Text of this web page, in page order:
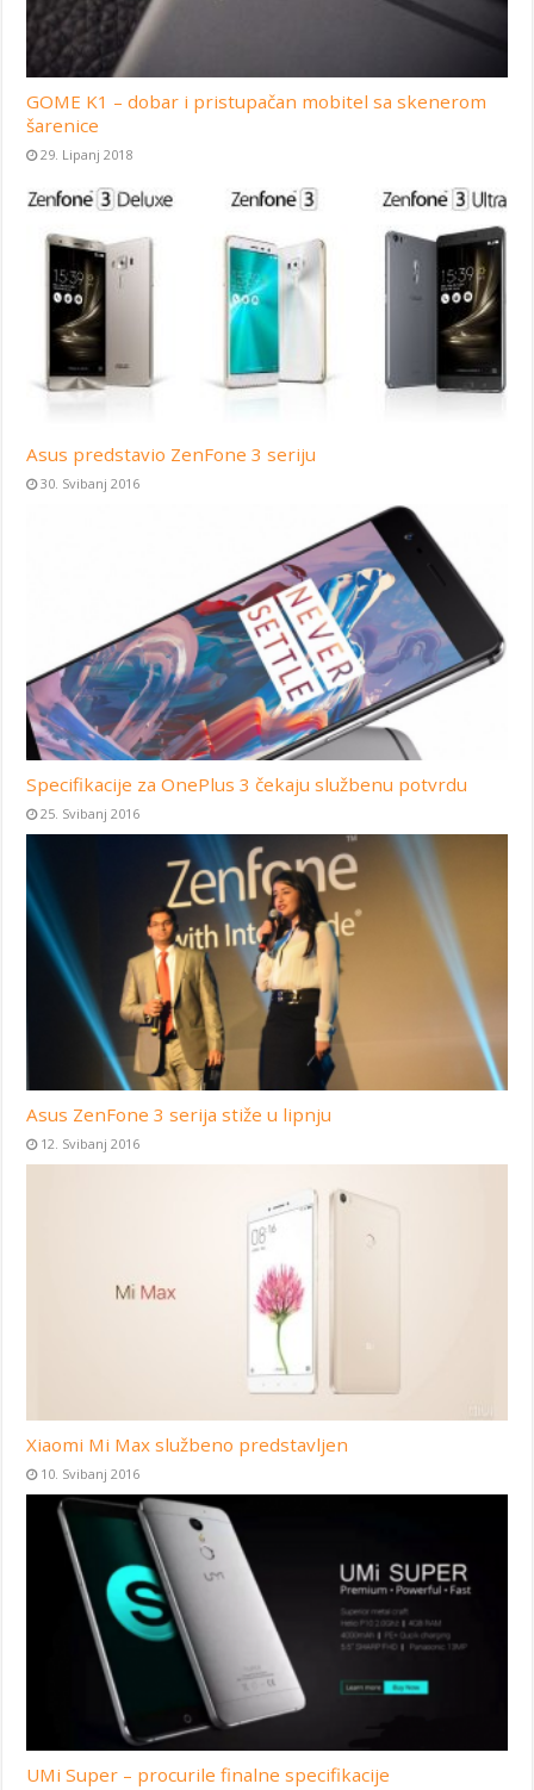
GOME K1 – dobar i pristupačan mobitel sa skenerom
šarenice
29. Lipanj 2018
Asus predstavio ZenFone 3 seriju
30. Svibanj 2016
Specifikacije za OnePlus 3 čekaju službenu potvrdu
25. Svibanj 2016
Asus ZenFone 3 serija stiže u lipnju
12. Svibanj 2016
Xiaomi Mi Max službeno predstavljen
10. Svibanj 2016
UMi Super – procurile finalne specifikacije